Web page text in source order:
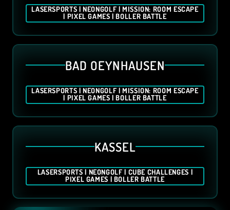
LASERSPORTS | NEONGOLF | MISSION: ROOM ESCAPE
| PIXEL GAMES | BOLLER BATTLE
BAD OEYNHAUSEN
LASERSPORTS | NEONGOLF | MISSION: ROOM ESCAPE
| PIXEL GAMES | BOLLER BATTLE
KASSEL
LASERSPORTS | NEONGOLF | CUBE CHALLENGES |
PIXEL GAMES | BOLLER BATTLE